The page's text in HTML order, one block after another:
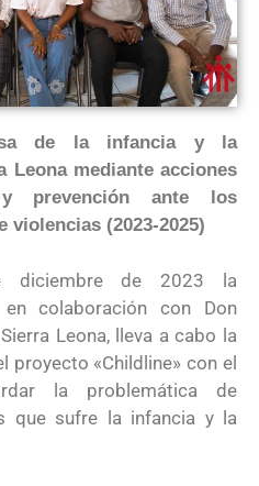
de la infancia y la
Leona mediante acciones
prevención ante los
violencias (2023-2025)
diciembre de 2023 la
colaboración con Don
Leona, lleva a cabo la
proyecto «Childline» con el
la problemática de
que sufre la infancia y la